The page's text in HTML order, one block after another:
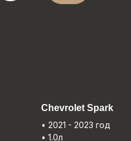
Chevrolet Spark
• 2021 - 2023 год
• 1.0л